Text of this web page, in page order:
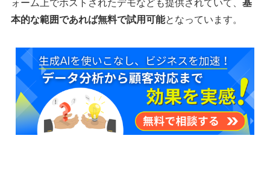
ォーム上でホストされたデモなども提供されていて、 基
本的な範囲であれば無料で試用可能となっています。